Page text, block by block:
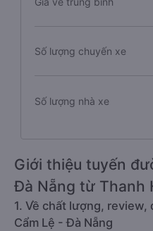
Số lượng chuyến xe
Số lượng nhà xe
Giới thiệu tuyến
Đà Nẵng từ Thanh
1. Về chất lượng, review,
Cẩm Lệ - Đà Nẵng